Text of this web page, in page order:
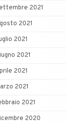
2021
2021
2021
2021
2021
2021
2021
2020